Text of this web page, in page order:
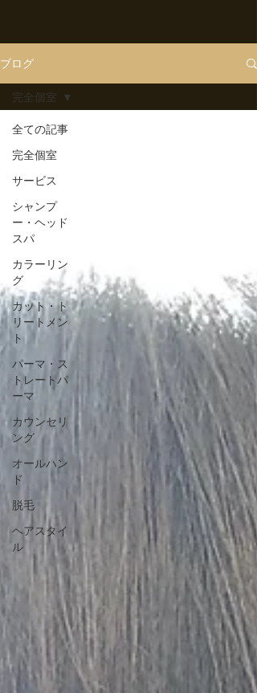
ブログ
全ての記事
完全個室
サービス
シャンプ
ー・ヘッド
スパ
カラーリン
グ
カット・ト
リートメン
ト
パーマ・ス
トレートパ
ーマ
カウンセリ
ング
オールハン
ド
脱毛
ヘアスタイ
ル
完全個室